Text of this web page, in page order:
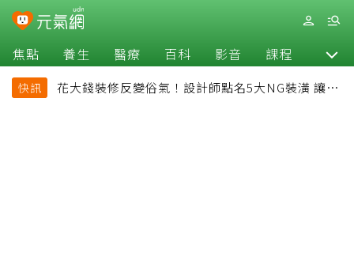
焦點 養生 醫療 百科 影音 課程 退休
快訊
花大錢裝修反變俗氣！設計師點名5大NG裝潢 讓客